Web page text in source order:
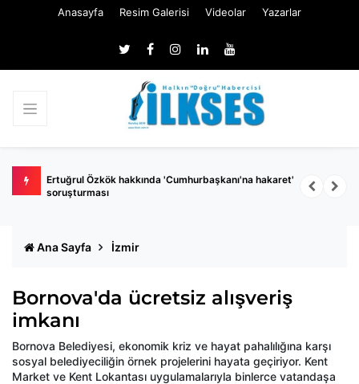
Anasayfa Resim Galerisi Videolar Yazarlar
belli
Ertuğrul Özkök hakkında 'Cumhurbaşkanı'na hakaret'
soruşturması
Ana Sayfa İzmir
Bornova'da ücretsiz alışveriş
imkanı
Bornova Belediyesi, ekonomik kriz ve hayat pahalılığına karşı
sosyal belediyeciliğin örnek projelerini hayata geçiriyor. Kent
Market ve Kent Lokantası uygulamalarıyla binlerce vatandaşa